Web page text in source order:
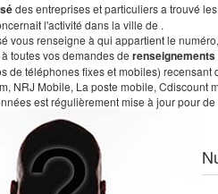
des entreprises et particuliers a trouvé les
l'activité dans la ville de .
vous renseigne à qui appartient le
toutes vos demandes de
de téléphones fixes et mobiles)
NRJ Mobile, La poste mobile, Cdiscount
est régulièrement mise à jour pour